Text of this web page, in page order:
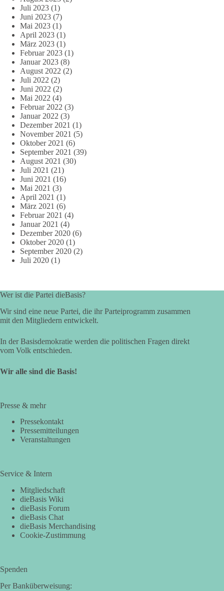
Juli 2023 (1)
Juni 2023 (7)
Mai 2023 (1)
April 2023 (1)
März 2023 (1)
Februar 2023 (1)
Januar 2023 (8)
August 2022 (2)
Juli 2022 (2)
Juni 2022 (2)
Mai 2022 (4)
Februar 2022 (3)
Januar 2022 (3)
Dezember 2021 (1)
November 2021 (5)
Oktober 2021 (6)
September 2021 (39)
August 2021 (30)
Juli 2021 (21)
Juni 2021 (16)
Mai 2021 (3)
April 2021 (1)
März 2021 (6)
Februar 2021 (4)
Januar 2021 (4)
Dezember 2020 (6)
Oktober 2020 (1)
September 2020 (2)
Juli 2020 (1)
Wer ist die Partei dieBasis?
Wir sind eine neue Partei, die ihr Parteiprogramm zusammen
mit den Mitgliedern entwickelt.
In der Basisdemokratie werden die politischen Fragen direkt
vom Volk entschieden.
Wir alle sind die Basis!
Presse & mehr
Pressekontakt
Pressemitteilungen
Veranstaltungen
Service & Intern
Mitgliedschaft
dieBasis Wiki
dieBasis Forum
dieBasis Chat
dieBasis Merchandising
Cookie-Zustimmung
Spenden
Per Banküberweisung: